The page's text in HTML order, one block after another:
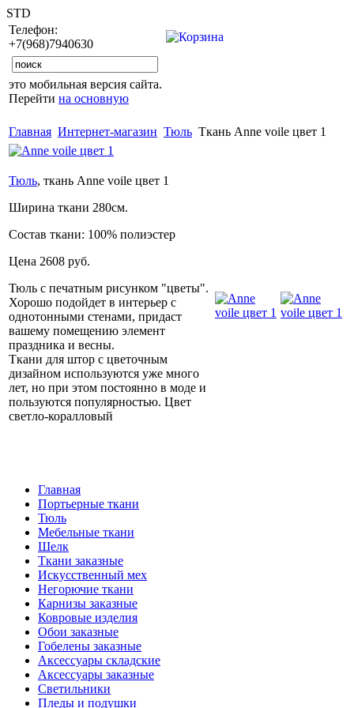
STD
Телефон:
+7(968)7940630
это мобильная версия сайта.
Перейти на основную
Главная Интернет-магазин Тюль Ткань Anne voile цвет 1
Тюль, ткань Anne voile цвет 1
Ширина ткани 280см.
Состав ткани: 100% полиэстер
Цена 2608 руб.
Тюль с печатным рисунком "цветы".
Хорошо подойдет в интерьер с
однотонными стенами, придаст
вашему помещению элемент
праздника и весны.
Ткани для штор с цветочным
дизайном используются уже много
лет, но при этом постоянно в моде и
пользуются популярностью. Цвет
светло-коралловый
Главная
Портьерные ткани
Тюль
Мебельные ткани
Шелк
Ткани заказные
Искусственный мех
Негорючие ткани
Карнизы заказные
Ковровые изделия
Обои заказные
Гобелены заказные
Аксессуары складские
Аксессуары заказные
Светильники
Пледы и подушки